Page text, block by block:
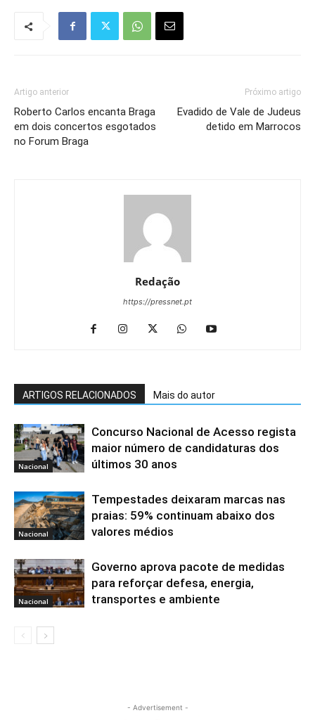
Artigo anterior
Roberto Carlos encanta Braga
em dois concertos esgotados
no Forum Braga
Próximo artigo
Evadido de Vale de Judeus
detido em Marrocos
Redação
https://pressnet.pt
ARTIGOS RELACIONADOS Mais do autor
Nacional
Concurso Nacional de Acesso regista
maior número de candidaturas dos
últimos 30 anos
Nacional
Tempestades deixaram marcas nas
praias: 59% continuam abaixo dos
valores médios
Nacional
Governo aprova pacote de medidas
para reforçar defesa, energia,
transportes e ambiente
- Advertisement -